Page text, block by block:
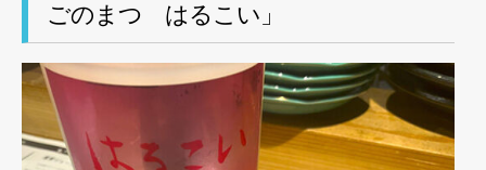
ごのまつ はるこい」